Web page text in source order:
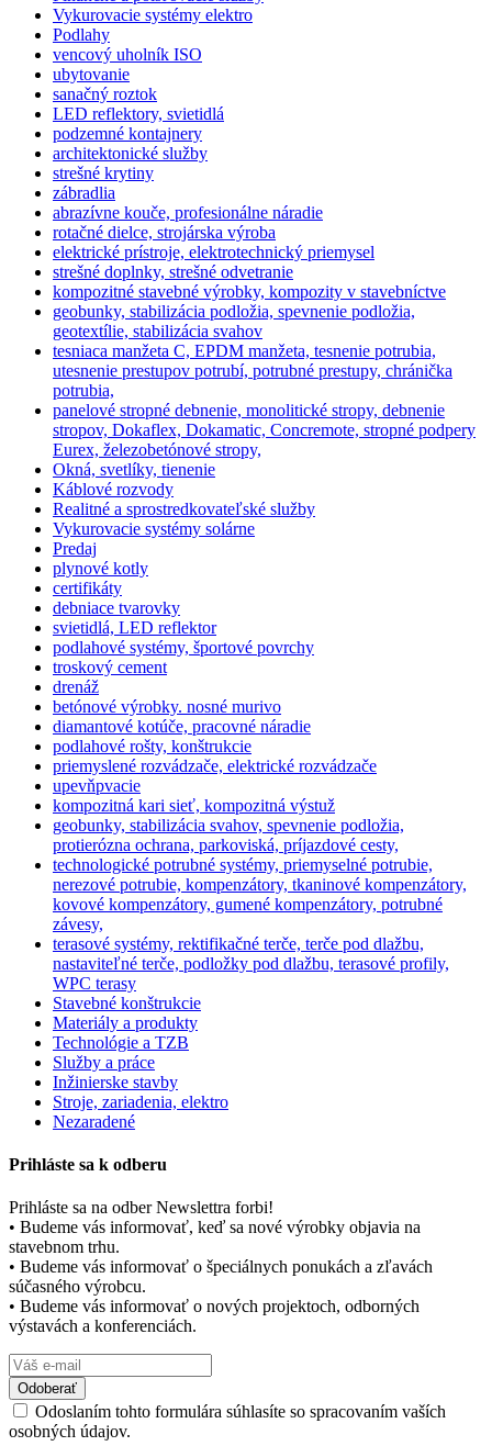
Vykurovacie systémy elektro
Podlahy
vencový uholník ISO
ubytovanie
sanačný roztok
LED reflektory, svietidlá
podzemné kontajnery
architektonické služby
strešné krytiny
zábradlia
abrazívne kouče, profesionálne náradie
rotačné dielce, strojárska výroba
elektrické prístroje, elektrotechnický priemysel
strešné doplnky, strešné odvetranie
kompozitné stavebné výrobky, kompozity v stavebníctve
geobunky, stabilizácia podložia, spevnenie podložia,
geotextílie, stabilizácia svahov
tesniaca manžeta C, EPDM manžeta, tesnenie potrubia,
utesnenie prestupov potrubí, potrubné prestupy, chránička
potrubia,
panelové stropné debnenie, monolitické stropy, debnenie
stropov, Dokaflex, Dokamatic, Concremote, stropné podpery
Eurex, železobetónové stropy,
Okná, svetlíky, tienenie
Káblové rozvody
Realitné a sprostredkovateľské služby
Vykurovacie systémy solárne
Predaj
plynové kotly
certifikáty
debniace tvarovky
svietidlá, LED reflektor
podlahové systémy, športové povrchy
troskový cement
drenáž
betónové výrobky. nosné murivo
diamantové kotúče, pracovné náradie
podlahové rošty, konštrukcie
priemyslené rozvádzače, elektrické rozvádzače
upevňpvacie
kompozitná kari sieť, kompozitná výstuž
geobunky, stabilizácia svahov, spevnenie podložia,
protierózna ochrana, parkoviská, príjazdové cesty,
technologické potrubné systémy, priemyselné potrubie,
nerezové potrubie, kompenzátory, tkaninové kompenzátory,
kovové kompenzátory, gumené kompenzátory, potrubné
závesy,
terasové systémy, rektifikačné terče, terče pod dlažbu,
nastaviteľné terče, podložky pod dlažbu, terasové profily,
WPC terasy
Stavebné konštrukcie
Materiály a produkty
Technológie a TZB
Služby a práce
Inžinierske stavby
Stroje, zariadenia, elektro
Nezaradené
Prihláste sa k odberu
Prihláste sa na odber Newslettra forbi!
• Budeme vás informovať, keď sa nové výrobky objavia na
stavebnom trhu.
• Budeme vás informovať o špeciálnych ponukách a zľavách
súčasného výrobcu.
• Budeme vás informovať o nových projektoch, odborných
výstavách a konferenciách.
Odoslaním tohto formulára súhlasíte so spracovaním vaších
osobných údajov.